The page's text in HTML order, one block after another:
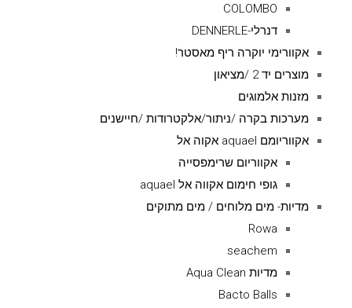
COLOMBO
דנרלי-DENNERLE
אקוורימי יוקרה ריף מאסטר!
מוצרים יד 2 /מציאון
מזנות אלמוגים
מערכות בקרה /ניתור/אלקטרודות /חיישנים
אקווריומם aquael אקוה אל
אקווריום שרימפסייה
גופי חימום אקווה אל aquael
מדיות- מים מלוחים / מים מתוקים
Rowa
seachem
מדיות Aqua Clean
Bacto Balls